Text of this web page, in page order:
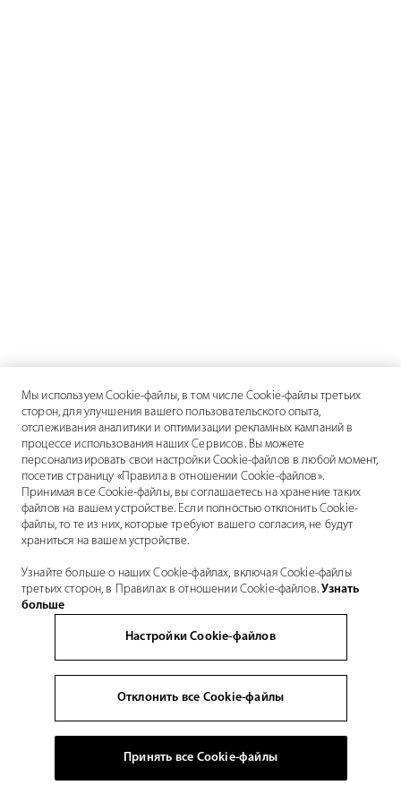
Мы используем Cookie-файлы, в том числе Cookie-файлы третьих
сторон, для улучшения вашего пользовательского опыта,
отслеживания аналитики и оптимизации рекламных кампаний в
процессе использования наших Сервисов. Вы можете
персонализировать свои настройки Cookie-файлов в любой момент,
посетив страницу «Правила в отношении Cookie-файлов».
Принимая все Cookie-файлы, вы соглашаетесь на хранение таких
файлов на вашем устройстве. Если полностью отклонить Cookie-
файлы, то те из них, которые требуют вашего согласия, не будут
храниться на вашем устройстве.
Узнайте больше о наших Cookie-файлах, включая Cookie-файлы
третьих сторон, в Правилах в отношении Cookie-файлов.Узнать
больше
Настройки Cookie-файлов
Отклонить все Cookie-файлы
Принять все Cookie-файлы